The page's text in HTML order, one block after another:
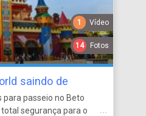
1 Vídeo
14 Fotos
saindo de
para passeio no Beto
segurança para o
...